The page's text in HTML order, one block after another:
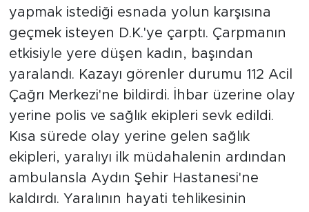
yapmak istediği esnada yolun karşısına
geçmek isteyen D.K.'ye çarptı. Çarpmanın
etkisiyle yere düşen kadın, başından
yaralandı. Kazayı görenler durumu 112 Acil
Çağrı Merkezi'ne bildirdi. İhbar üzerine olay
yerine polis ve sağlık ekipleri sevk edildi.
Kısa sürede olay yerine gelen sağlık
ekipleri, yaralıyı ilk müdahalenin ardından
ambulansla Aydın Şehir Hastanesi'ne
kaldırdı. Yaralının hayati tehlikesinin